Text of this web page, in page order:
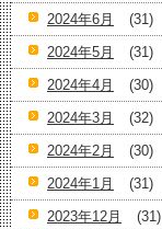
2024年6月
(31)
2024年5月
(31)
2024年4月
(30)
2024年3月
(32)
2024年2月
(30)
2024年1月
(31)
2023年12月
(31)